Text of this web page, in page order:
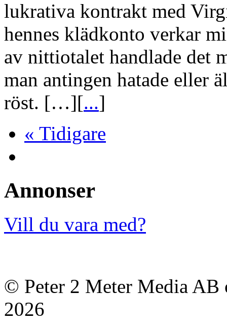
lukrativa kontrakt med
hennes klädkonto verkar
av nittiotalet handlade det
man antingen hatade eller
röst. […][...]
« Tidigare
Annonser
Vill du vara med?
© Peter 2 Meter Media AB
2026